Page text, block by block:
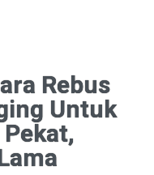
Rebus
Untuk